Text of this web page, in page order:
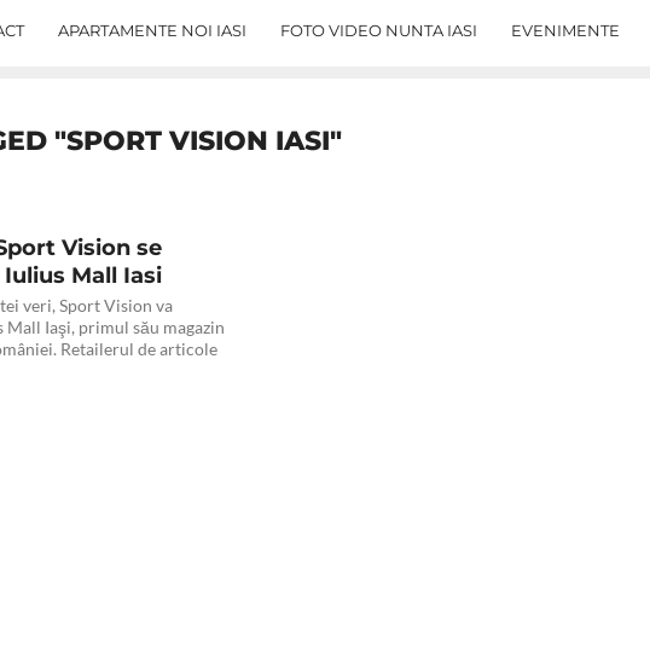
APARTAMENTE NOI IASI FOTO VIDEO NUNTA IASI EVENIMENTE
"SPORT VISION IASI"
Vision se
Mall Iasi
veri, Sport Vision va
Mall Iaşi, primul său magazin
Retailerul de articole